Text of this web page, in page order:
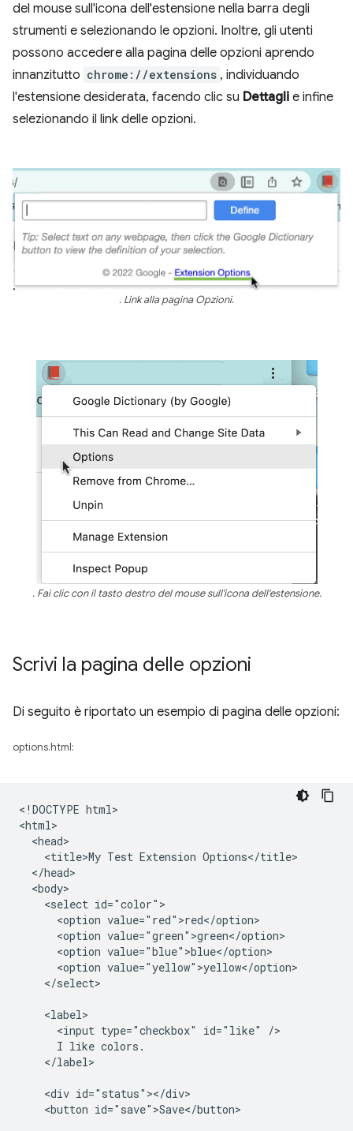
del mouse sull'icona dell'estensione nella barra degli
strumenti e selezionando le opzioni. Inoltre, gli utenti
possono accedere alla pagina delle opzioni aprendo
innanzitutto chrome://extensions , individuando
l'estensione desiderata, facendo clic su Dettagli e infine
selezionando il link delle opzioni.
. Link alla pagina Opzioni.
. Fai clic con il tasto destro del mouse sull'icona dell'estensione.
Scrivi la pagina delle opzioni
Di seguito è riportato un esempio di pagina delle opzioni:
options.html:
<!DOCTYPE html>
<html>
  <head>
    <title>My Test Extension Options</title>
  </head>
  <body>
    <select id="color">
      <option value="red">red</option>
      <option value="green">green</option>
      <option value="blue">blue</option>
      <option value="yellow">yellow</option>
    </select>
    <label>
      <input type="checkbox" id="like" />
      I like colors.
    </label>
    <div id="status"></div>
    <button id="save">Save</button>